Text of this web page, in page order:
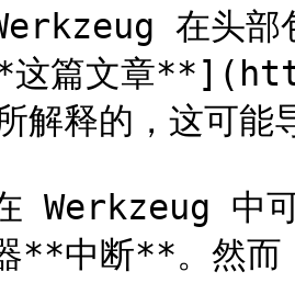
在头
这篇文章
解释的，这可
Werkzeug 中
**中断**。然而